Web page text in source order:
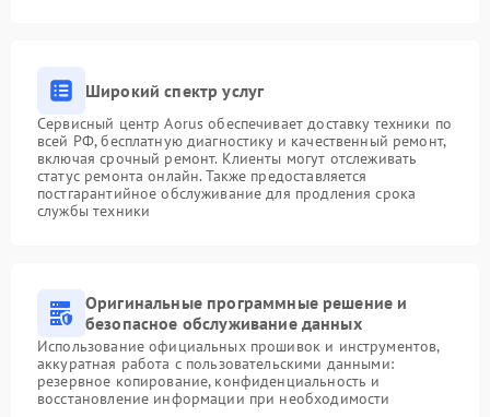
Широкий спектр услуг
Сервисный центр Aorus обеспечивает доставку техники по
всей РФ, бесплатную диагностику и качественный ремонт,
включая срочный ремонт. Клиенты могут отслеживать
статус ремонта онлайн. Также предоставляется
постгарантийное обслуживание для продления срока
службы техники
Оригинальные программные решение и
безопасное обслуживание данных
Использование официальных прошивок и инструментов,
аккуратная работа с пользовательскими данными:
резервное копирование, конфиденциальность и
восстановление информации при необходимости